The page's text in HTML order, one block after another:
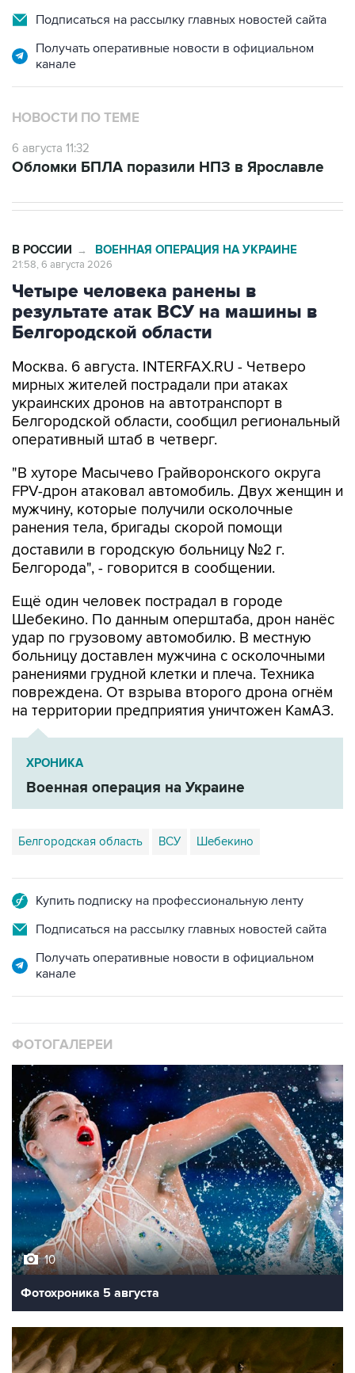
Подписаться на рассылку главных новостей сайта
Получать оперативные новости в официальном
канале
НОВОСТИ ПО ТЕМЕ
6 августа 11:32
Обломки БПЛА поразили НПЗ в Ярославле
В РОССИИ → ВОЕННАЯ ОПЕРАЦИЯ НА УКРАИНЕ
21:58, 6 августа 2026
Четыре человека ранены в
результате атак ВСУ на машины в
Белгородской области
Москва. 6 августа. INTERFAX.RU - Четверо
мирных жителей пострадали при атаках
украинских дронов на автотранспорт в
Белгородской области, сообщил региональный
оперативный штаб в четверг.
"В хуторе Масычево Грайворонского округа
FPV-дрон атаковал автомобиль. Двух женщин и
мужчину, которые получили осколочные
ранения тела, бригады скорой помощи
доставили в городскую больницу №2 г.
Белгорода", - говорится в сообщении.
Ещё один человек пострадал в городе
Шебекино. По данным оперштаба, дрон нанёс
удар по грузовому автомобилю. В местную
больницу доставлен мужчина с осколочными
ранениями грудной клетки и плеча. Техника
повреждена. От взрыва второго дрона огнём
на территории предприятия уничтожен КамАЗ.
ХРОНИКА
Военная операция на Украине
Белгородская область ВСУ Шебекино
Купить подписку на профессиональную ленту
Подписаться на рассылку главных новостей сайта
Получать оперативные новости в официальном
канале
ФОТОГАЛЕРЕИ
10
Фотохроника 5 августа